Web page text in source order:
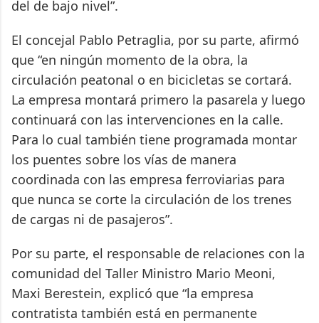
del de bajo nivel”.
El concejal Pablo Petraglia, por su parte, afirmó
que “en ningún momento de la obra, la
circulación peatonal o en bicicletas se cortará.
La empresa montará primero la pasarela y luego
continuará con las intervenciones en la calle.
Para lo cual también tiene programada montar
los puentes sobre los vías de manera
coordinada con las empresa ferroviarias para
que nunca se corte la circulación de los trenes
de cargas ni de pasajeros”.
Por su parte, el responsable de relaciones con la
comunidad del Taller Ministro Mario Meoni,
Maxi Berestein, explicó que “la empresa
contratista también está en permanente